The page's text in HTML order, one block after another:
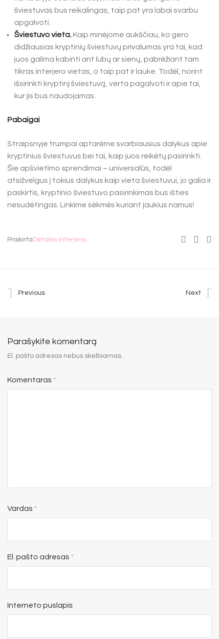
šviestuvas bus reikalingas, taip pat yra labai svarbu
apgalvoti.
Šviestuvo vieta.Kaip minėjome aukščiau, ko gero
didžiausias kryptinių šviestuvų privalumas yra tai, kad
juos galima kabinti ant lubų ar sienų, pabrėžiant tam
tikras interjero vietas, o taip pat ir lauke. Todėl, norint
išsirinkti kryptinį šviestuvą, verta pagalvoti ir apie tai,
kur jis bus naudojamas.
Pabaigai
Straipsnyje trumpai aptarėme svarbiausius dalykus apie
kryptinius šviestuvus bei tai, kaip juos reikėtų pasirinkti.
Šie apšvietimo sprendimai – universalūs, todėl
atsižvelgus į tokius dalykus kaip vieta šviestuvui, jo galia ir
paskirtis, kryptinio šviestuvo pasirinkimas bus išties
nesudėtingas. Linkime sėkmės kuriant jaukius namus!
Priskirta Detalės interjere.
Previous Next
Parašykite komentarą
El. pašto adresas nebus skelbiamas.
Komentaras *
Vardas *
El. pašto adresas *
Interneto puslapis